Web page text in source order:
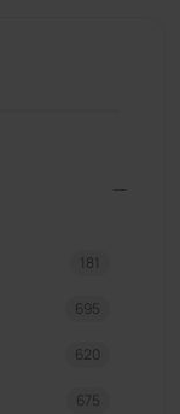
181
695
620
675